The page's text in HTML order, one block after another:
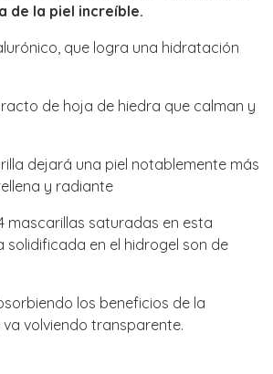
de la piel increíble.
que logra una hidratación
de hoja de hiedra que calman y
dejará una piel notablemente más
y radiante
mascarillas saturadas en esta
solidificada en el hidrogel son de
los beneficios de la
volviendo transparente.